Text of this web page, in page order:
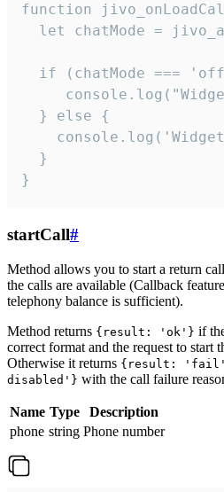
function
let chatMode =
if (chatMode ===
  } else {
  }
}
startCall#
Method allows you to start a return
the calls are available (Callback
telephony balance is sufficient).
Method returns {result: 'ok'} if
correct format and the request to start
Otherwise it returns {result: 'fail',
disabled'} with the call failure
Name Type
Description
phone string Phone number